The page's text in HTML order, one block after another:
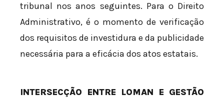
tribunal nos anos seguintes. Para o Direito
Administrativo, é o momento de verificação
dos requisitos de investidura e da publicidade
necessária para a eficácia dos atos estatais.
INTERSECÇÃO ENTRE LOMAN E GESTÃO